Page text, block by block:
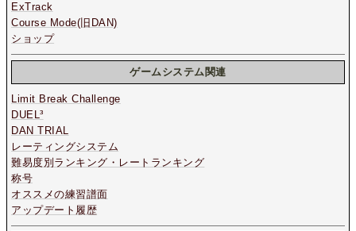
ExTrack
Course Mode(旧DAN)
ショップ
ゲームシステム関連
Limit Break Challenge
DUEL³
DAN TRIAL
レーティングシステム
難易度別ランキング・レートランキング
称号
オススメの練習譜面
アップデート履歴